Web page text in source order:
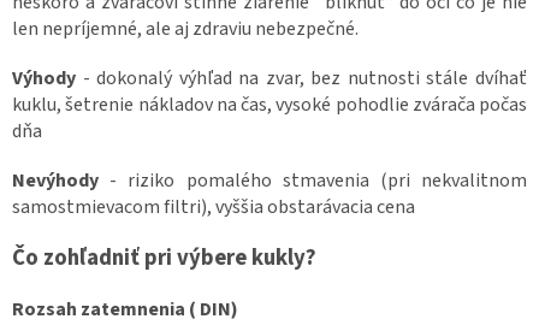
len nepríjemné, ale aj zdraviu nebezpečné.
Výhody - dokonalý výhľad na zvar, bez nutnosti stále dvíhať
kuklu, šetrenie nákladov na čas, vysoké pohodlie zvárača počas
dňa
Nevýhody - riziko pomalého stmavenia (pri nekvalitnom
samostmievacom filtri), vyššia obstarávacia cena
Čo zohľadniť pri výbere kukly?
Rozsah zatemnenia ( DIN)